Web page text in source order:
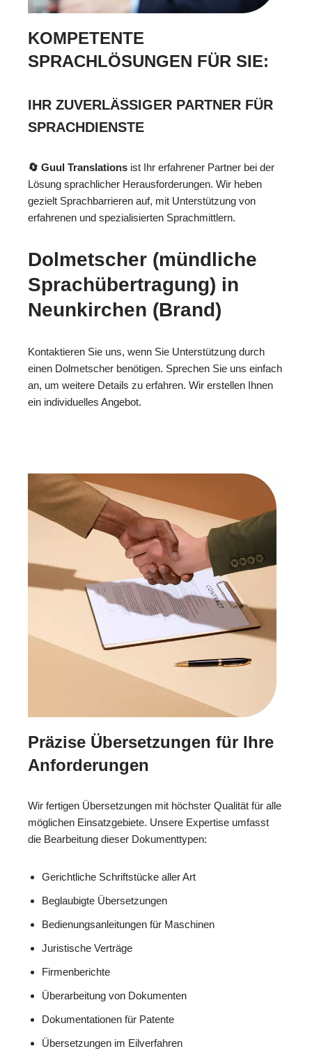
KOMPETENTE
SPRACHLÖSUNGEN FÜR SIE:
IHR ZUVERLÄSSIGER PARTNER FÜR
SPRACHDIENSTE
🔄 Guul Translations ist Ihr erfahrener Partner bei der
Lösung sprachlicher Herausforderungen. Wir heben
gezielt Sprachbarrieren auf, mit Unterstützung von
erfahrenen und spezialisierten Sprachmittlern.
Dolmetscher (mündliche
Sprachübertragung) in
Neunkirchen (Brand)
Kontaktieren Sie uns, wenn Sie Unterstützung durch
einen Dolmetscher benötigen. Sprechen Sie uns einfach
an, um weitere Details zu erfahren. Wir erstellen Ihnen
ein individuelles Angebot.
Präzise Übersetzungen für Ihre
Anforderungen
Wir fertigen Übersetzungen mit höchster Qualität für alle
möglichen Einsatzgebiete. Unsere Expertise umfasst
die Bearbeitung dieser Dokumenttypen:
Gerichtliche Schriftstücke aller Art
Beglaubigte Übersetzungen
Bedienungsanleitungen für Maschinen
Juristische Verträge
Firmenberichte
Überarbeitung von Dokumenten
Dokumentationen für Patente
Übersetzungen im Eilverfahren